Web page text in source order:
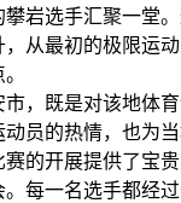
岩选手汇聚一堂
从最初的极限运
，既是对该地体
员的热情，也为
的开展提供了宝贵
每一名选手都经